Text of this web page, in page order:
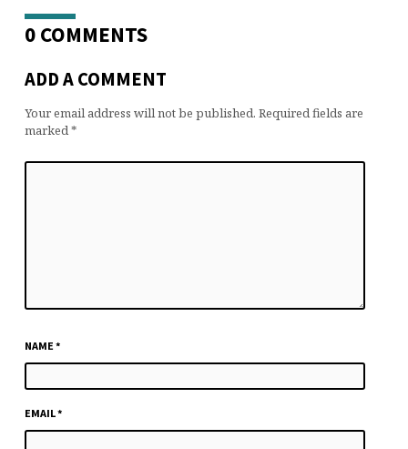
0 COMMENTS
ADD A COMMENT
Your email address will not be published. Required fields are
marked *
NAME *
EMAIL*